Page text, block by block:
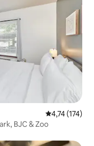
Gemiddelde
4,74 (174)
BJC & Zoo